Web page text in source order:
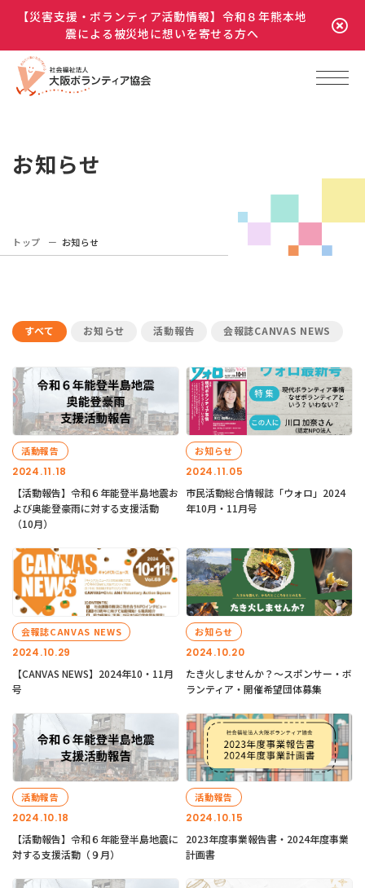
【災害支援・ボランティア活動情報】令和８年熊本地
震による被災地に想いを寄せる方へ
お知らせ
トップ お知らせ
すべて お知らせ 活動報告 会報誌CANVAS NEWS
2024.11.18
活動報告
【活動報告】令和６年能登半島地震お
よび奥能登豪雨に対する支援活動
（10月）
2024.11.05
お知らせ
市民活動総合情報誌「ウォロ」2024
年10月・11月号
2024.10.29
会報誌CANVAS NEWS
【CANVAS NEWS】2024年10・11月
号
2024.10.20
お知らせ
たき火しませんか？～スポンサー・ボ
ランティア・開催希望団体募集
2024.10.18
活動報告
【活動報告】令和６年能登半島地震に
対する支援活動（９月）
2024.10.15
活動報告
2023年度事業報告書・2024年度事業
計画書